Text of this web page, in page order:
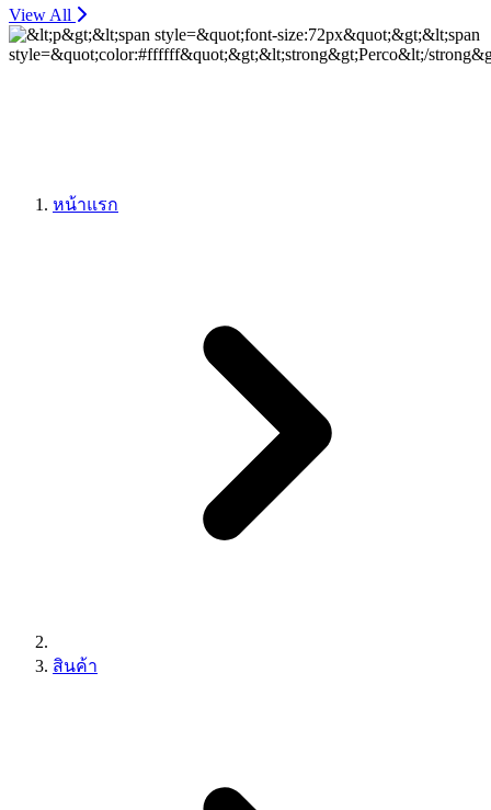
View All
Perco
หน้าแรก
สินค้า